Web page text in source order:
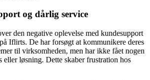
og dårlig service
den negative oplevelse med kundesupport
Iflirts. De har forsøgt at kommunikere deres
til virksomheden, men har ikke fået nogen
eller løsning. Dette skaber frustration hos